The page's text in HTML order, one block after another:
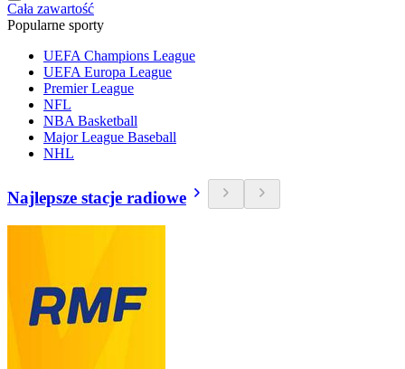
Cała zawartość
Popularne sporty
UEFA Champions League
UEFA Europa League
Premier League
NFL
NBA Basketball
Major League Baseball
NHL
Najlepsze stacje radiowe